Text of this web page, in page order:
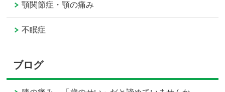
顎関節症・顎の痛み
不眠症
ブログ